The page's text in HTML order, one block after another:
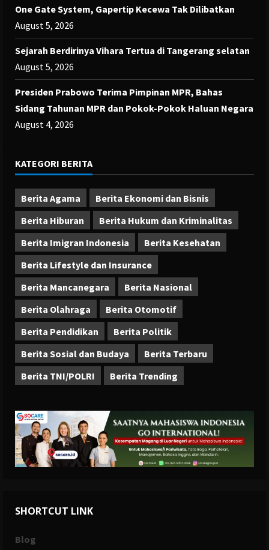
One Gate System, Gapertip Kecewa Tak Dilibatkan
August 5, 2026
Sejarah Berdirinya Vihara Tertua di Tangerang selatan
August 5, 2026
Presiden Prabowo Terima Pimpinan MPR, Bahas
Sidang Tahunan MPR dan Pokok-Pokok Haluan Negara
August 4, 2026
KATEGORI BERITA
Berita Agama
Berita Ekonomi dan Bisnis
Berita Hiburan
Berita Hukum dan Kriminalitas
Berita Imigran Indonesia
Berita Kesehatan
Berita Lifestyle dan Insurance
Berita Mancanegara
Berita Nasional
Berita Olahraga
Berita Otomotif
Berita Pendidikan
Berita Politik
Berita Sosial dan Budaya
Berita Terbaru
Berita TNI/POLRI
Berita Trending
SHORTCUT LINK
Blog